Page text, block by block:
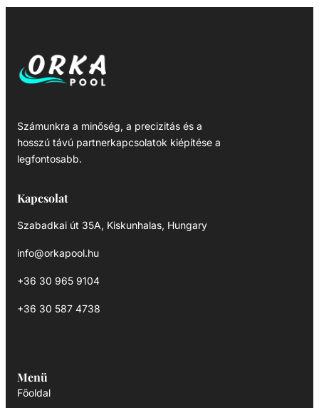
Számunkra a minőség, a precizitás és a
hosszú távú partnerkapcsolatok kiépítése a
legfontosabb.
Kapcsolat
Szabadkai út 35A, Kiskunhalas, Hungary
info@orkapool.hu
+36 30 965 9104
+36 30 587 4738
Menü
Főoldal